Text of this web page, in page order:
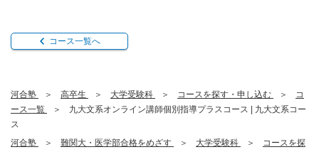
コース一覧へ
河合塾 高卒生 大学受験科 コースを探す・申し込む
コ
ース一覧
九大文系オンライン講師個別指導プラスコース | 九大文系コー
ス
河合塾
難関大・医学部合格をめざす 大学受験科
コースを探